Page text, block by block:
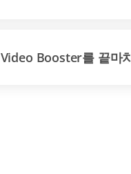
Video Booster를 끝마